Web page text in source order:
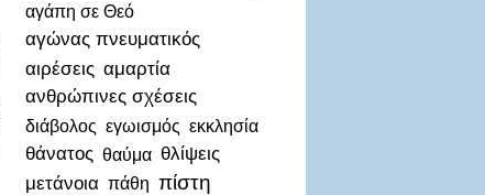
αγάπη σε Θεό
αγώνας πνευματικός
αιρέσεις αμαρτία
ανθρώπινες σχέσεις
διάβολος εγωισμός εκκλησία
θάνατος θαύμα θλίψεις
μετάνοια πάθη πίστη